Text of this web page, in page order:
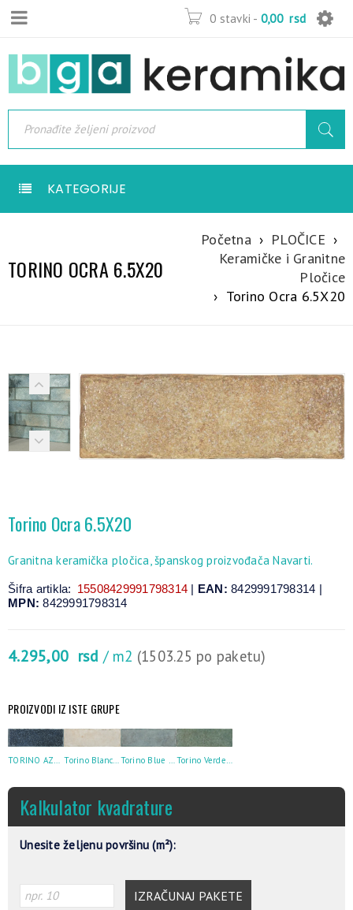
0 stavki - 0,00 rsd
KATEGORIJE
TORINO OCRA 6.5X20
Početna › PLOČICE ›
Keramičke i Granitne
Pločice
› Torino Ocra 6.5X20
Torino Ocra 6.5X20
Granitna keramička pločica, španskog proizvođača Navarti.
Šifra artikla: 15508429991798314 | EAN: 8429991798314 |
MPN: 8429991798314
4.295,00 rsd / m2 (1503.25 po paketu)
PROIZVODI IZ ISTE GRUPE
TORINO AZZURO 6.5X20 Torino Blanco 6.5X20 Torino Blue 6.5X20 Torino Verde 6.5X20
Kalkulator kvadrature
Unesite željenu površinu (m²):
IZRAČUNAJ PAKETE